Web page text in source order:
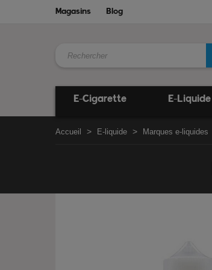
Magasins Blog
E-Cigarette E-Liquide
Accueil E-liquide Marques e-liquides